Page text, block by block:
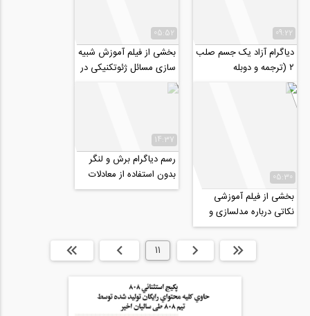
09:22
دیاگرام آزاد یک جسم صلب
۲ (ترجمه و دوبله
اختصاصی موسسه ۸۰۸)
05:52
بخشی از فیلم آموزش شبیه
سازی مسائل ژئوتکنیکی در
Flac
05:30
بخشی از فیلم آموزشی
نکاتی درباره مدلسازی و
طراحی دیوارهای حائل
زیرزمین در نرم...
14:37
رسم دیاگرام برش و لنگر
بدون استفاده از معادلات
(ترجمه و دوبله اختصاصی
ابتدا قبلی 11 بعدی انتها »